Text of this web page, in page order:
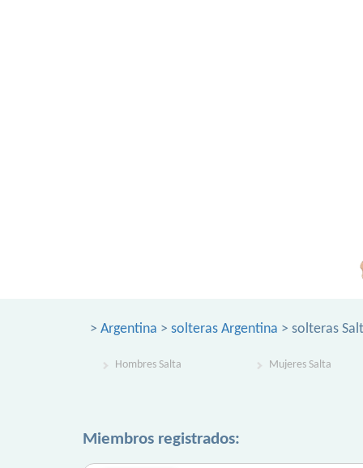
> Argentina > solteras Argentina > solteras
Hombres Salta Mujeres Salta
Miembros registrados: